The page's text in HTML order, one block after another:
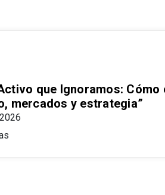
que Ignoramos:
mercados y estrategia”